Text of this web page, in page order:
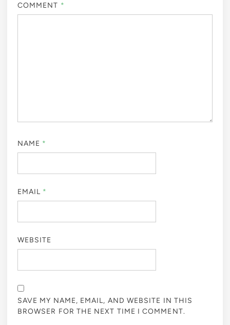
COMMENT *
NAME *
EMAIL *
WEBSITE
SAVE MY NAME, EMAIL, AND WEBSITE IN THIS
BROWSER FOR THE NEXT TIME I COMMENT.